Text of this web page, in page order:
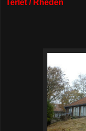
Terlet / Rheden